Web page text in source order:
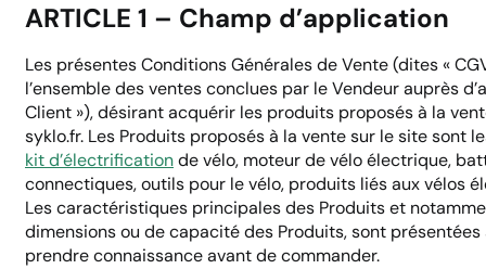
ARTICLE 1 – Champ d’application
Les présentes Conditions Générales de Vente (dites «
l’ensemble des ventes conclues par le Vendeur auprès
Client »), désirant acquérir les produits proposés à la
syklo.fr. Les Produits proposés à la vente sur le site sont
kit d’électrificationde vélo, moteur de vélo électrique,
connectiques, outils pour le vélo, produits liés aux vélos
Les caractéristiques principales des Produits et
dimensions ou de capacité des Produits, sont
prendre connaissance avant de commander.